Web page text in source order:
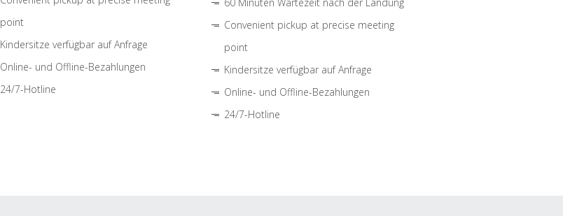
point
Kindersitze verfügbar auf Anfrage
Online- und Offline-Bezahlungen
24/7-Hotline
Convenient pickup at precise meeting
point
Kindersitze verfügbar auf Anfrage
Online- und Offline-Bezahlungen
24/7-Hotline